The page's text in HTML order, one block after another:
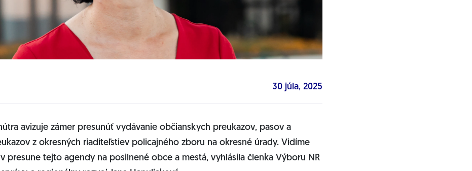
30 júla, 2025
avizuje zámer presunúť vydávanie občianskych preukazov, pasov a
z okresných riaditeľstiev policajného zboru na okresné úrady. Vidíme
presune tejto agendy na posilnené obce a mestá, vyhlásila členka Výboru NR